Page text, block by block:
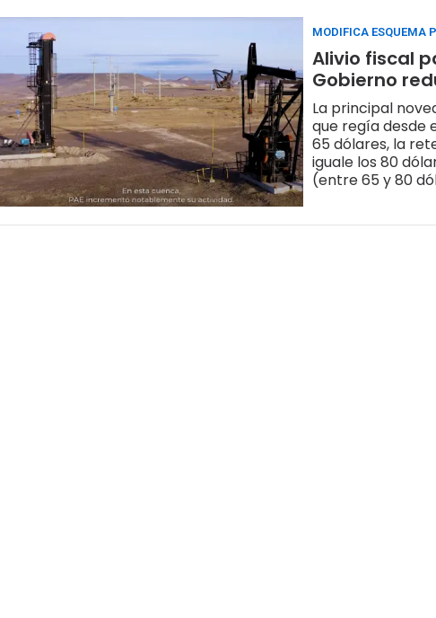
MODIFICA ESQUEMA
Alivio fiscal
Gobierno
La principal
que regía desde
65 dólares, la
iguale los 80
(entre 65 y 80